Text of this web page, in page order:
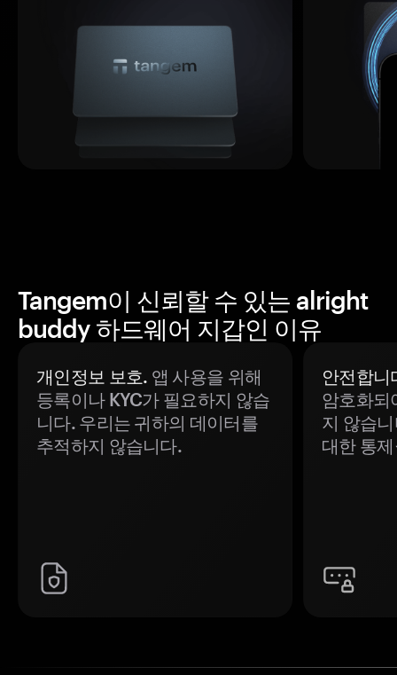
Tangem이 신뢰할 수 있는 alright
buddy 하드웨어 지갑인 이유
개인정보 보호. 앱 사용을 위해
등록이나 KYC가 필요하지 않습
니다. 우리는 귀하의 데이터를
추적하지 않습니다.
안전합니
암호화되
지 않습
대한 통